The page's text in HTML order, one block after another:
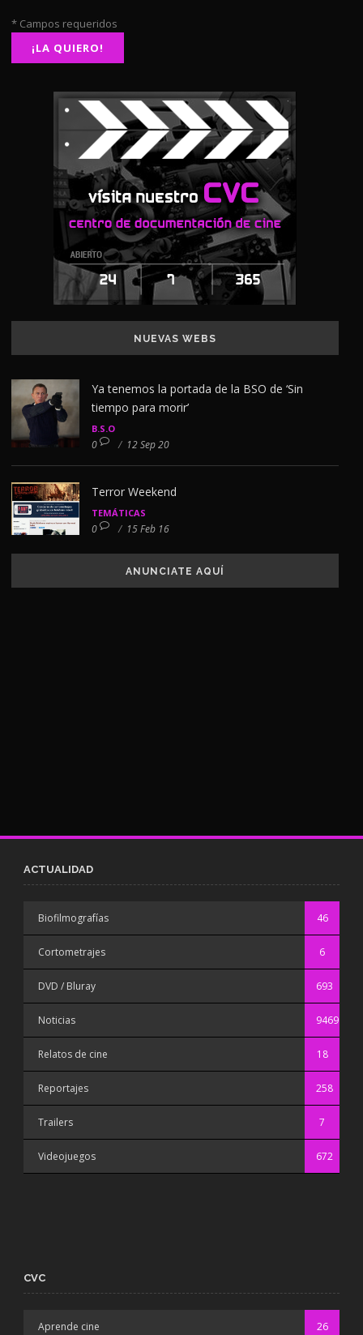
* Campos requeridos
NUEVAS WEBS
Ya tenemos la portada de la BSO de ‘Sin
tiempo para morir’
B.S.O
0 / 12 Sep 20
Terror Weekend
TEMÁTICAS
0 / 15 Feb 16
ANUNCIATE AQUÍ
ACTUALIDAD
Biofilmografías 46
Cortometrajes 6
DVD / Bluray 693
Noticias 9469
Relatos de cine 18
Reportajes 258
Trailers 7
Videojuegos 672
CVC
Aprende cine 26